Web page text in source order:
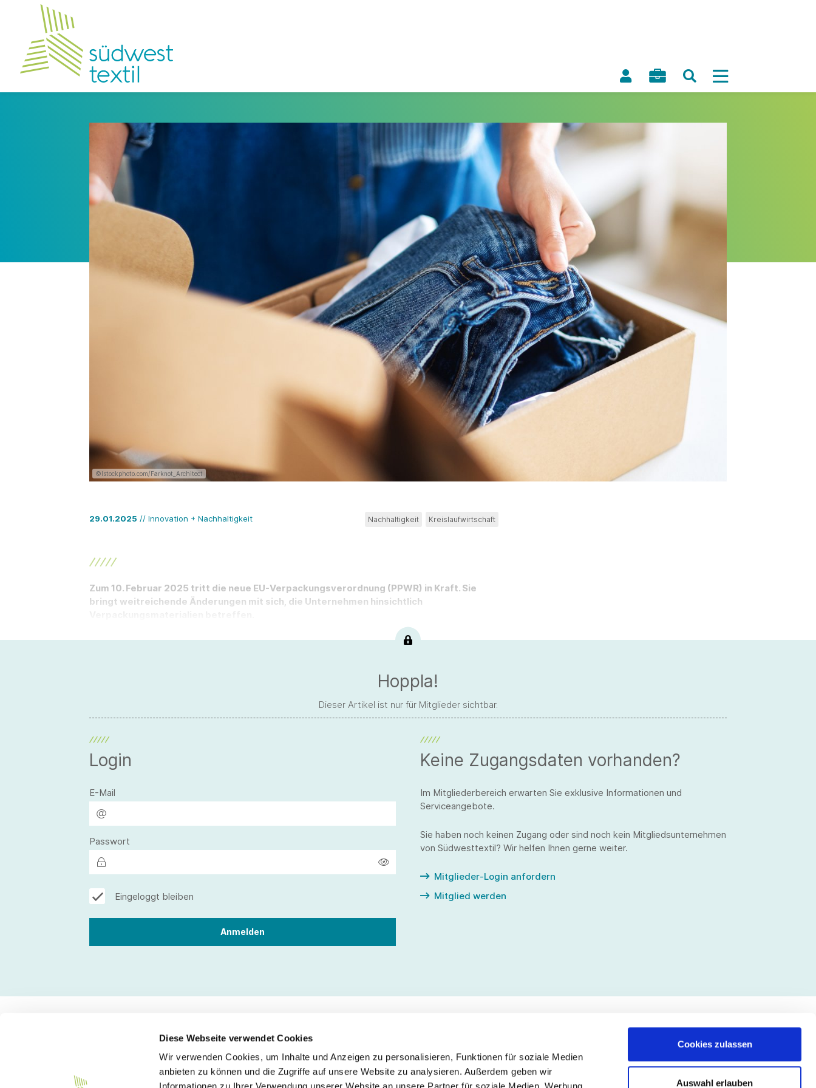
Diese Webseite verwendet Cookies
Wir verwenden Cookies, um Inhalte und Anzeigen zu personalisieren, Funktionen für soziale Medien
anbieten zu können und die Zugriffe auf unsere Website zu analysieren. Außerdem geben wir
Cookies zulassen
Auswahl erlauben
©Istockphoto.com/Farknot_Architect
29.01.2025 // Innovation + Nachhaltigkeit Nachhaltigkeit Kreislaufwirtschaft
Zum 10. Februar 2025 tritt die neue EU-Verpackungsverordnung (PPWR) in Kraft. Sie
bringt weitreichende Änderungen mit sich, die Unternehmen hinsichtlich
Hoppla!
Dieser Artikel ist nur für Mitglieder sichtbar.
Login
E-Mail
Passwort
Eingeloggt bleiben
Keine Zugangsdaten vorhanden?
Im Mitgliederbereich erwarten Sie exklusive Informationen und
Serviceangebote.
Sie haben noch keinen Zugang oder sind noch kein Mitgliedsunternehmen
von Südwesttextil? Wir helfen Ihnen gerne weiter.
Mitglieder-Login anfordern
Mitglied werden
Service Folgen Sie uns